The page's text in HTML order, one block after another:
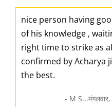
nice person having
of his knowledge ,
right time to strike as
confirmed by Acharya
the best.
- M